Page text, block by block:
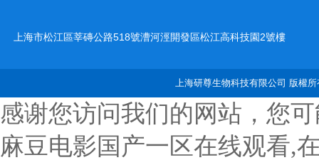
上海市松江區莘磚公路518號漕河涇開發區松江高科技園2號樓
上海研尊生物科技有限公司 版權
感谢您访问我们的网站，您
麻豆电影国产一区在线观看,